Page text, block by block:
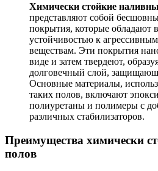
Химически стойкие
представляют собой
покрытия, которые обладают
устойчивостью к
веществам. Эти покрытия
виде и затем твердеют,
долговечный слой,
Основные материалы,
таких полов, включают
полиуретаны и полимеры с
различных стабилизаторов.
Преимущества химически
полов